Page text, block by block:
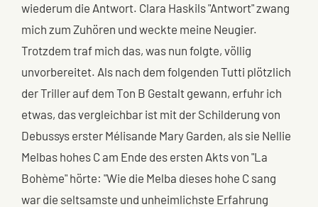
wiederum die Antwort. Clara Haskils "Antwort" zwang
mich zum Zuhören und weckte meine Neugier.
Trotzdem traf mich das, was nun folgte, völlig
unvorbereitet. Als nach dem folgenden Tutti plötzlich
der Triller auf dem Ton B Gestalt gewann, erfuhr ich
etwas, das vergleichbar ist mit der Schilderung von
Debussys erster Mélisande Mary Garden, als sie Nellie
Melbas hohes C am Ende des ersten Akts von "La
Bohème" hörte: "Wie die Melba dieses hohe C sang
war die seltsamste und unheimlichste Erfahrung